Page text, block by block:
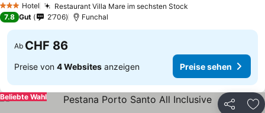
3 SterneHotel Restaurant Villa Mare im sechsten Stock
7.8 Gut 2’706 Funchal
Ab CHF 86
Preise von 4 Websites anzeigen Preise sehen
Teilen
Beliebte Wahl